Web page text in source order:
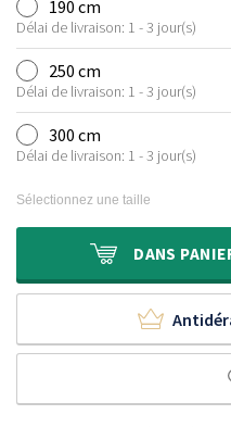
190 cm
Délai de livraison: 1 - 3 jour(s)
250 cm
Délai de livraison: 1 - 3 jour(s)
300 cm
Délai de livraison: 1 - 3 jour(s)
Sélectionnez une taille
DANS